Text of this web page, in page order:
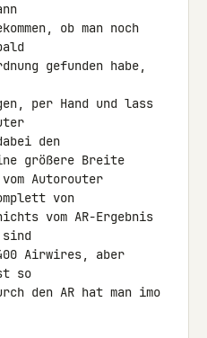
ob man noch
gefunden habe,
per Hand und lass
den
größere Breite
Autorouter
von
vom AR-Ergebnis
Airwires, aber
so
den AR hat man imo